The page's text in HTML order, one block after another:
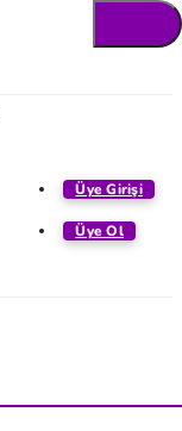
Üye Girişi
Üye Ol